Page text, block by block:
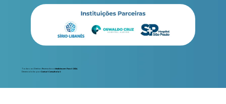
Todos os Direitos Reservados aMedicina em Foco © 2024
Desenvolvido porCestari Consultoria ©